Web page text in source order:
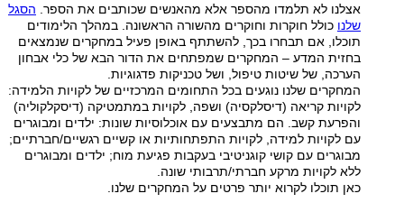
אצלנו לא תלמדו מהספר אלא מהאנשים שכותבים את הספר. הסגל
שלנו כולל חוקרות וחוקרים מהשורה הראשונה. במהלך הלימודים
תוכלו, אם תבחרו בכך, להשתתף באופן פעיל במחקרים שנמצאים
בחזית המדע – המחקרים שמפתחים את הדור הבא של כלי אבחון
הערכה, של שיטות טיפול, ושל טכניקות פדגוגיות.
המחקרים שלנו נוגעים בכל התחומים המרכזיים של לקויות הלמידה:
לקויות קריאה (דיסלקסיה) ושפה, לקויות במתמטיקה (דיסקלקוליה)
והפרעת קשב. הם מתבצעים עם אוכלוסיות שונות: ילדים ומבוגרים
עם לקויות למידה, לקויות התפתחותיות או קשיים רגשיים/חברתיים;
מבוגרים עם קושי קוגניטיבי בעקבות פגיעת מוח; ילדים ומבוגרים
ללא לקויות מרקע חברתי/תרבותי שונה.
כאן תוכלו לקרוא יותר פרטים על המחקרים שלנו.